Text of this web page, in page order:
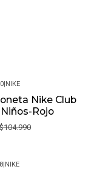
|NIKE
Nike Club
Rojo
$104.990
|NIKE